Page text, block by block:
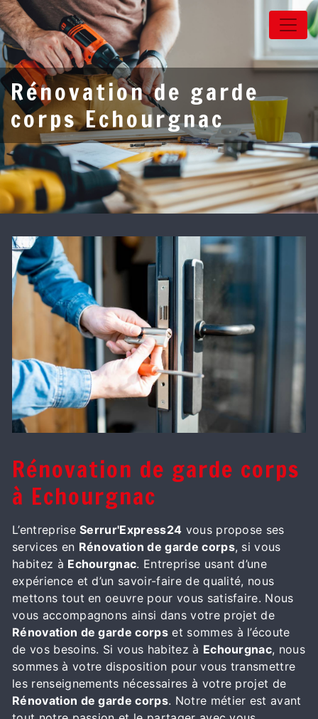
Panneau de gestion des cookies
Rénovation de garde
corps Echourgnac
Rénovation de garde corps
à Echourgnac
L’entrepriseSerrur'Express24 vous propose ses
services en Rénovation de garde corps, si vous
habitez à Echourgnac. Entreprise usant d’une
expérience et d’un savoir-faire de qualité, nous
mettons tout en oeuvre pour vous satisfaire. Nous
vous accompagnons ainsi dans votre projet de
Rénovation de garde corps et sommes à l’écoute
de vos besoins. Si vous habitez à Echourgnac, nous
sommes à votre disposition pour vous transmettre
les renseignements nécessaires à votre projet de
Rénovation de garde corps. Notre métier est avant